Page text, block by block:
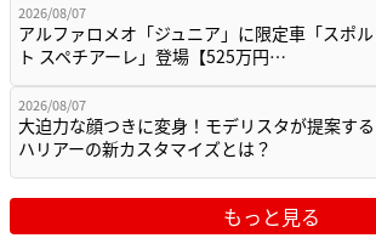
2026/08/07
アルファロメオ「ジュニア」に限定車「スポル
ト スペチアーレ」登場【525万円…
2026/08/07
大迫力な顔つきに変身！モデリスタが提案する
ハリアーの新カスタマイズとは？
もっと見る